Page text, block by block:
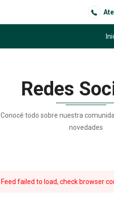
Redes
Conocé todo sobre nuestra
novedades
Feed failed to load, check browser